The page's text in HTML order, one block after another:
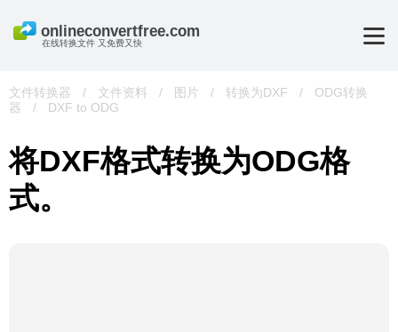
在线转换文件 又免费又快
文件转换器 / 文件资料 / 图片 / 转换为DXF /
ODG转换
器
/ DXF to ODG
将DXF格式转换为ODG格
式。